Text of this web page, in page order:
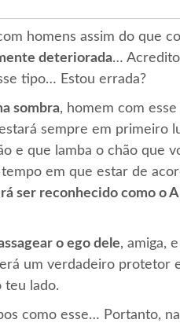
homens assim do que
deteriorada…
tipo… Estou errada?
sombra, homem com
sempre em primeiro
e que lamba o chão que
em que estar de
ser reconhecido como o
o ego dele, amiga,
um verdadeiro protetor
teu lado.
como esse… Portanto,